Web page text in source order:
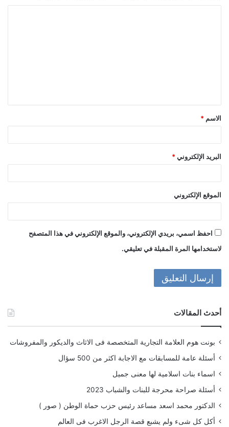
ق
*
الاسم *
البريد الإلكتروني *
الموقع الإلكتروني
احفظ اسمي، بريدي الإلكتروني، والموقع الإلكتروني في هذا المتصفح
لاستخدامها المرة المقبلة في تعليقي.
أحدث المقالات
بونت هوم العلامة التجارية المتخصصة فى الاثاث والديكور والمفروشات
أسئلة عامة للمسابقات مع الاجابة اكثر من 500 سؤال
اسماء بنات اسلامية لها معنى جميل
أسئلة صراحة محرجة للبنات والشباب 2023
الدكتور محمد اسعد مساعد رئيس حزب حماة الوطن ( صور )
أكل كل شىء ولم يشبع قصة الرجل الاغرب فى العالم